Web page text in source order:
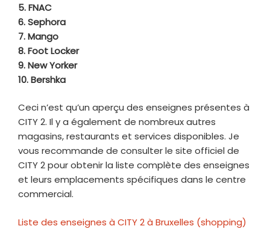
5. FNAC
6. Sephora
7. Mango
8. Foot Locker
9. New Yorker
10. Bershka
Ceci n’est qu’un aperçu des enseignes présentes à
CITY 2. Il y a également de nombreux autres
magasins, restaurants et services disponibles. Je
vous recommande de consulter le site officiel de
CITY 2 pour obtenir la liste complète des enseignes
et leurs emplacements spécifiques dans le centre
commercial.
Liste des enseignes à CITY 2 à Bruxelles (shopping)